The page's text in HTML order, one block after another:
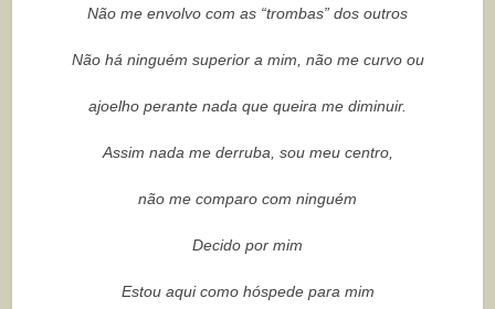
Não me envolvo com as “trombas” dos outros
Não há ninguém superior a mim, não me curvo ou
ajoelho perante nada que queira me diminuir.
Assim nada me derruba, sou meu centro,
não me comparo com ninguém
Decido por mim
Estou aqui como hóspede para mim